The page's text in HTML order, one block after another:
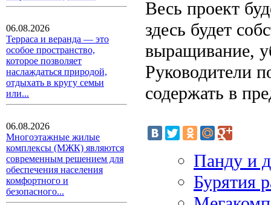
06.08.2026
Терраса и веранда — это
особое пространство,
которое позволяет
наслаждаться природой,
отдыхать в кругу семьи
или...
06.08.2026
Многоэтажные жилые
комплексы (МЖК) являются
современным решением для
обеспечения населения
комфортного и
безопасного...
Весь проект
здесь будет
выращивание,
Руководители
содержать в
Панду и
Бурятия